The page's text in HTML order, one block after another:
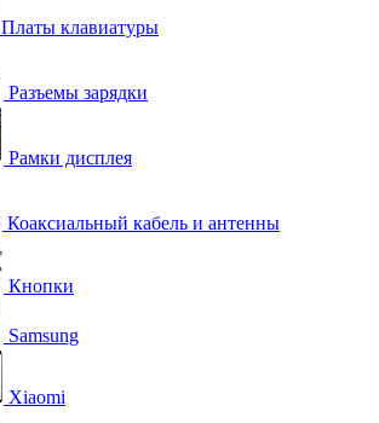
Платы клавиатуры
Разъемы зарядки
Рамки дисплея
Коаксиальный кабель и антенны
Кнопки
Samsung
Xiaomi